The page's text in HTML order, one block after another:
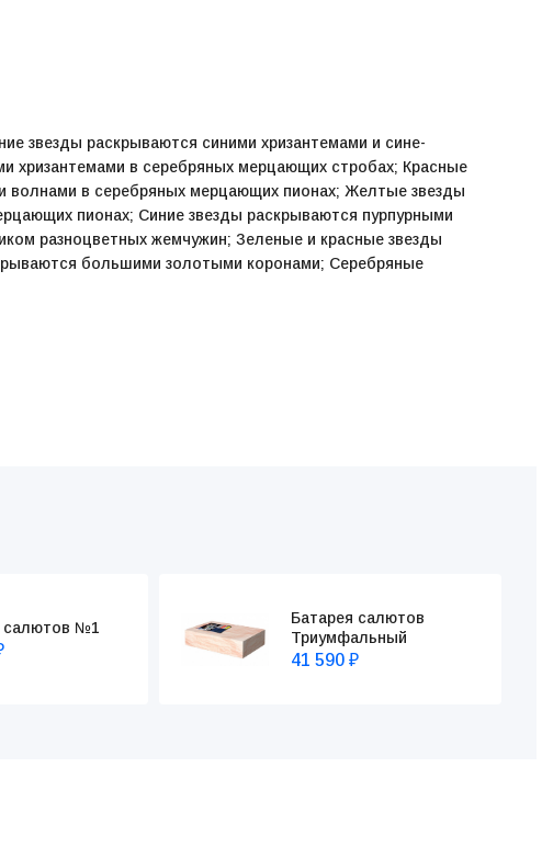
звезды раскрываются синими хризантемами и сине-
хризантемами в серебряных мерцающих стробах; Красные
в серебряных мерцающих пионах; Желтые звезды
пионах; Синие звезды раскрываются пурпурными
разноцветных жемчужин; Зеленые и красные звезды
большими золотыми коронами; Серебряные
салютов №1
Батарея салютов
Триумфальный
41 590 ₽